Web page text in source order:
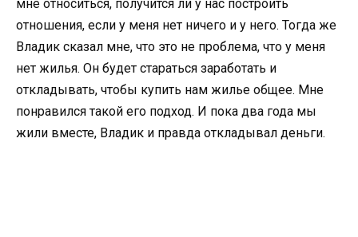
мне относиться, получится ли у нас построить
отношения, если у меня нет ничего и у него. Тогда же
Владик сказал мне, что это не проблема, что у меня
нет жилья. Он будет стараться заработать и
откладывать, чтобы купить нам жилье общее. Мне
понравился такой его подход. И пока два года мы
жили вместе, Владик и правда откладывал деньги.